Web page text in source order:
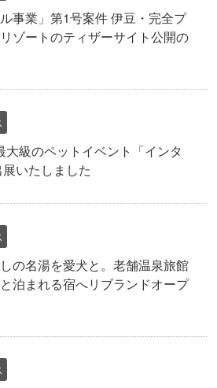
事業」第1号案件 伊豆・完全プ
ゾートのティザーサイト公開の
大級のペットイベント「インタ
いたしました
の名湯を愛犬と。老舗温泉旅館
泊まれる宿へリブランドオープ